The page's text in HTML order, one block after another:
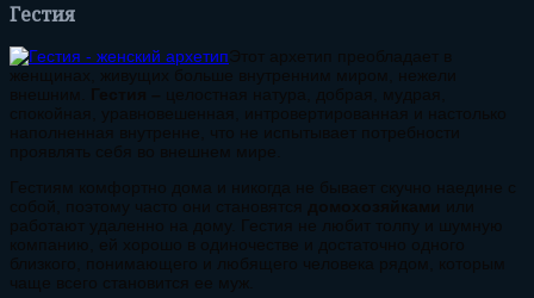
Гестия
Этот архетип преобладает в
женщинах, живущих больше внутренним миром, нежели
внешним.
Гестия –
целостная натура, добрая, мудрая,
спокойная, уравновешенная, интровертированная и настолько
наполненная внутренне, что не испытывает потребности
проявлять себя во внешнем мире.
Гестиям комфортно дома и никогда не бывает скучно наедине с
собой, поэтому часто они становятся
домохозяйками
работают удаленно на дому. Гестия не любит толпу и шумную
компанию, ей хорошо в одиночестве и достаточно одного
близкого, понимающего и любящего человека рядом, которым
чаще всего становится ее муж.